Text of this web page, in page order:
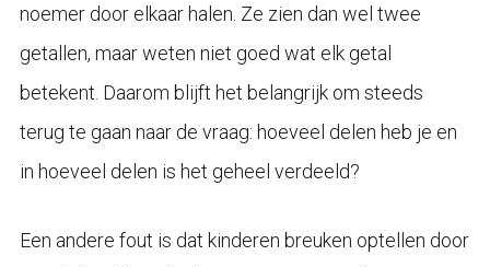
noemer door elkaar halen. Ze zien dan wel twee
getallen, maar weten niet goed wat elk getal
betekent. Daarom blijft het belangrijk om steeds
terug te gaan naar de vraag: hoeveel delen heb je en
in hoeveel delen is het geheel verdeeld?
Een andere fout is dat kinderen breuken optellen door